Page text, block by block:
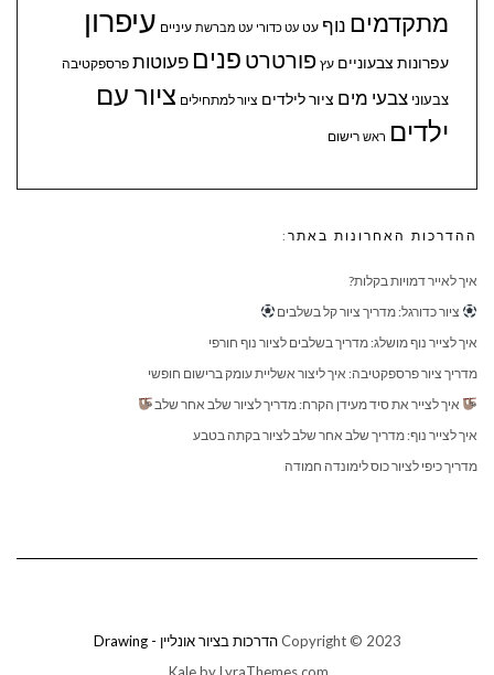
מתקדמים נוף עט עט כדורי עט מברשת עיניים עיפרון
עפרונות צבעוניים עץ פורטרט פנים פעוטות פרספקטיבה
צבעוני צבעי מים ציור לילדים ציור למתחילים ציור עם
ילדים ראש רישום
ההדרכות האחרונות באתר:
איך לאייר דמויות בקלות?
ציור כדורגל: מדריך ציור קל בשלבים
איך לצייר נוף מושלג: מדריך בשלבים לציור נוף חורפי
מדריך ציור פרספקטיבה: איך ליצור אשליית עומק ברישום חופשי
איך לצייר את סיד מעידן הקרח: מדריך לציור שלב אחר שלב
איך לצייר נוף: מדריך שלב אחר שלב לציור בקתה בטבע
מדריך כיפי לציור כוס לימונדה חמודה
Copyright © 2023 הדרכות בציור אונליין - Drawing
Kaleby LyraThemes.com.